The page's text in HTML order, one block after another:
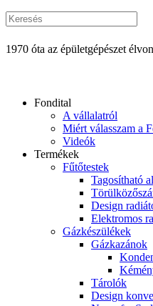
1970 óta az épületgépészet
Fondital
A vállalatról
Miért válasszam a
Videók
Termékek
Fűtőtestek
Tagosítható
Design
Elektromos
Gázkészülékek
Gázkazánok
Tárolók
Design